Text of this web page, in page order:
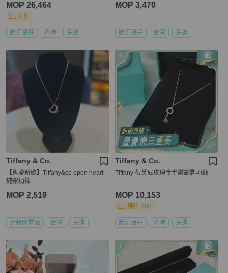
MOP 26,464
9 折
狀況良好 香港 免運
MOP 3,470
狀況良好 台灣 免運
Tiffany & Co.
【舊愛新歡】Tiffany&co open heart
純銀項鍊
MOP 2,519
近新閒置品 台灣 免運
Tiffany & Co.
Tiffany 蒂芙尼玫瑰金半鑽鑰匙項鍊
MOP 10,153
現折 200
狀況良好 香港 免運